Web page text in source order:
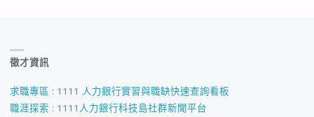
徵才資訊
求職專區 : 1111 人力銀行實習與職缺快速查詢看板
職涯探索 : 1111人力銀行科技島社群新聞平台